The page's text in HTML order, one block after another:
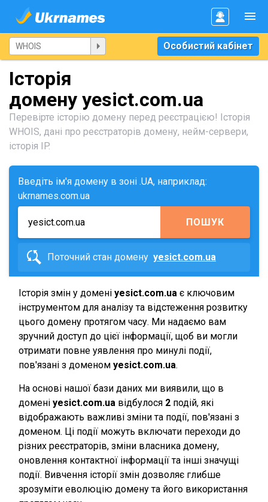
Особистий кабінет
Історія
домену yesict.com.ua
Перевірте історію домену перед реєстрацією! Історія
WHOIS, дані про реєстраторів домену, нейм-сервери,
історія IP.
Введіть ім'я домену в зоні .UA, наприклад:
ukrnames.com.ua
ПОШУК
Поточний стан домену yesict.com.ua
Історія змін у домені yesict.com.ua є ключовим
інструментом для аналізу та відстеження розвитку
цього домену протягом часу. Ми надаємо вам
зручний доступ до цієї інформації, щоб ви могли
отримати повне уявлення про минулі події,
пов'язані з доменом yesict.com.ua.
На основі нашої бази даних ми виявили, що в
домені yesict.com.ua відбулося 2 подій, які
відображають важливі зміни та події, пов'язані з
доменом. Ці події можуть включати переходи до
різних реєстраторів, зміни власника домену,
оновлення контактної інформації та інші значущі
події. Вивчення історії змін дозволяє глибше
зрозуміти еволюцію домену та його використання